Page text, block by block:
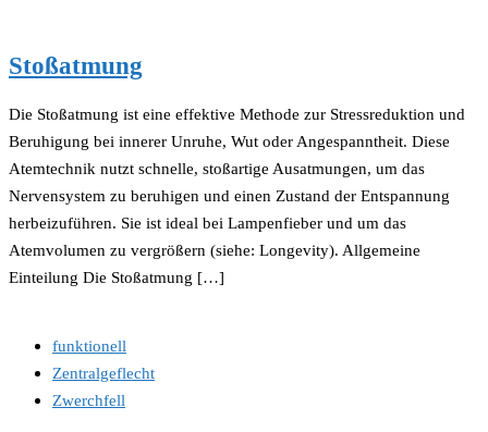
Stoßatmung
Die Stoßatmung ist eine effektive Methode zur Stressreduktion und
Beruhigung bei innerer Unruhe, Wut oder Angespanntheit. Diese
Atemtechnik nutzt schnelle, stoßartige Ausatmungen, um das
Nervensystem zu beruhigen und einen Zustand der Entspannung
herbeizuführen. Sie ist ideal bei Lampenfieber und um das
Atemvolumen zu vergrößern (siehe: Longevity). Allgemeine
Einteilung Die Stoßatmung […]
funktionell
Zentralgeflecht
Zwerchfell